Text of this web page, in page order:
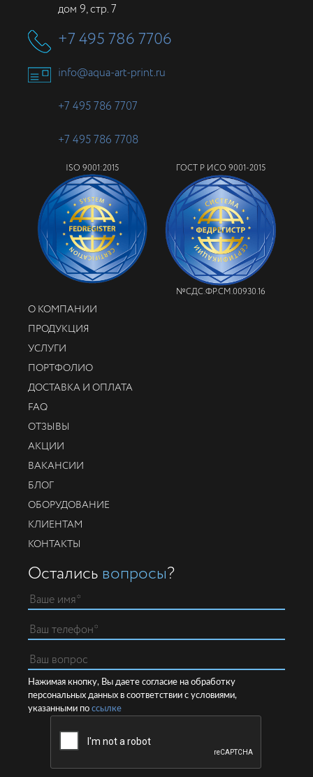
дом 9, стр. 7
+7 495 786 7706
info@aqua-art-print.ru
+7 495 786 7707
+7 495 786 7708
ISO 9001:2015 ГОСТ Р ИСО 9001-2015
№СДС.ФР.СМ.00930.16
О КОМПАНИИ
ПРОДУКЦИЯ
УСЛУГИ
ПОРТФОЛИО
ДОСТАВКА И ОПЛАТА
FAQ
ОТЗЫВЫ
АКЦИИ
ВАКАНСИИ
БЛОГ
ОБОРУДОВАНИЕ
КЛИЕНТАМ
КОНТАКТЫ
Остались вопросы?
Нажимая кнопку, Вы даете согласие на обработку
персональных данных в соответствии с условиями,
указанными по ссылке